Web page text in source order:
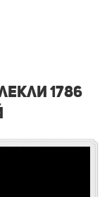
1786